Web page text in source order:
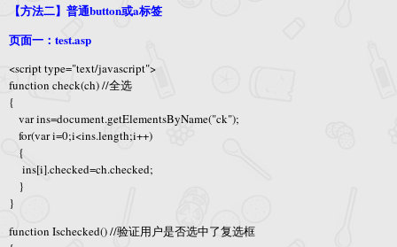
【方法二】普通button或a标签
页面一：test.asp
<script type="text/javascript">
function check(ch) //全选
{
var ins=document.getElementsByName("ck");
for(var i=0;i<ins.length;i++)
{
ins[i].checked=ch.checked;
}
}
function Ischecked() //验证用户是否选中了复选框